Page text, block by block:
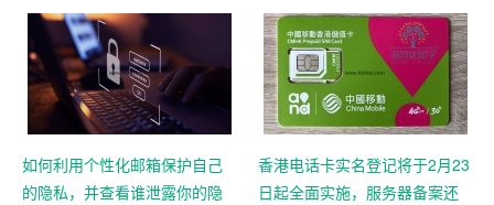
如何利用个性化邮箱保护自己
的隐私，并查看谁泄露你的隐
香港电话卡实名登记将于2月23
日起全面实施，服务器备案还